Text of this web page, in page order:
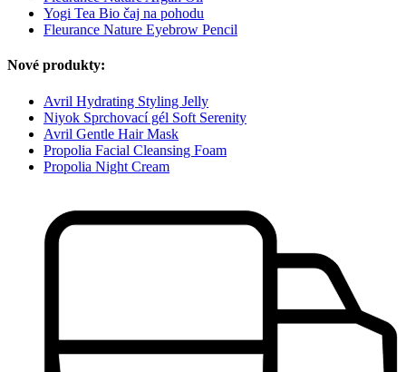
Yogi Tea Bio čaj na pohodu
Fleurance Nature Eyebrow Pencil
Nové produkty:
Avril Hydrating Styling Jelly
Niyok Sprchovací gél Soft Serenity
Avril Gentle Hair Mask
Propolia Facial Cleansing Foam
Propolia Night Cream